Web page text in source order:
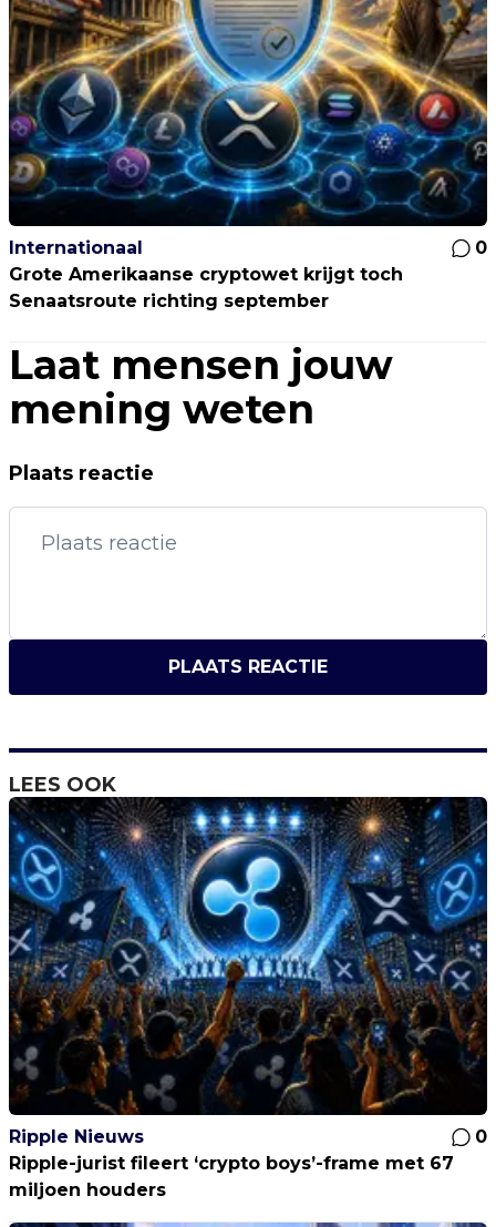
Internationaal
0
Grote Amerikaanse cryptowet krijgt toch
Senaatsroute richting september
Laat mensen jouw
mening weten
Plaats reactie
PLAATS REACTIE
LEES OOK
Ripple Nieuws
0
Ripple-jurist fileert ‘crypto boys’-frame met 67
miljoen houders